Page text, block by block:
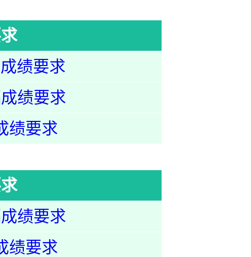
绩要求
绩要求
绩要求
绩要求
绩要求